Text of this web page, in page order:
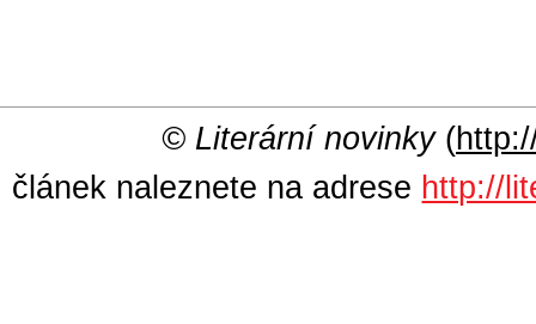
© Literární novinky(
článek naleznete na adrese http://